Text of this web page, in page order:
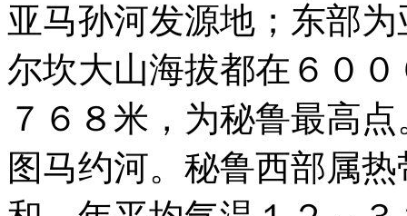
亚马孙河发源地；东部
尔坎大山海拔都在６０
７６８米，为秘鲁最高
图马约河。秘鲁西部属